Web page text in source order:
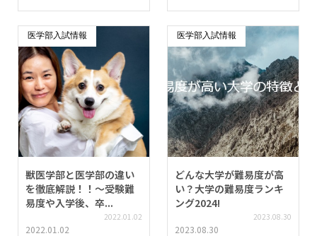
医学部入試情報
獣医学部と医学部の違い
を徹底解説！！〜受験難
易度や入学後、卒...
2022.01.02
2022.01.02
医学部入試情報
どんな大学が難易度が高
い？大学の難易度ランキ
ング2024!
2023.08.30
2023.08.30